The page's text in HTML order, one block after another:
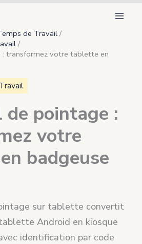
de Travail
: transformez votre tablette en
de pointage :
votre
badgeuse
sur tablette convertit
Android en kiosque
identification par code